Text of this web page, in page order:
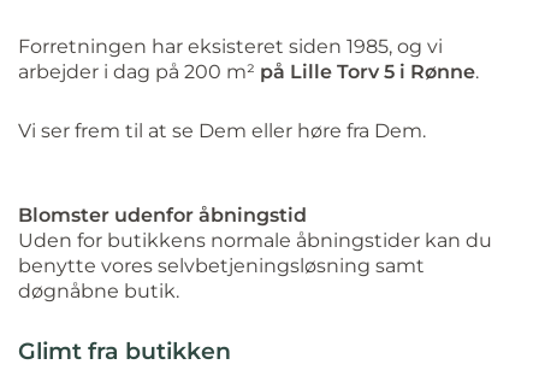
Forretningen har eksisteret siden 1985, og vi
arbejder i dag på 200 m² på Lille Torv 5 i Rønne.
Vi ser frem til at se Dem eller høre fra Dem.
Blomster udenfor åbningstid
Uden for butikkens normale åbningstider kan du
benytte vores selvbetjeningsløsning samt
døgnåbne butik.
Glimt fra butikken